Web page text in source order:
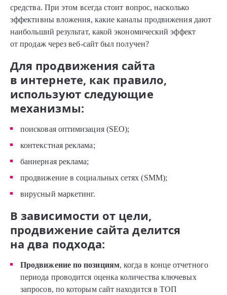
средства. При этом всегда стоит вопрос, насколько
эффективны вложения, какие каналы продвижения дают
наибольший результат, какой экономический эффект
от продаж через веб-сайт был получен?
Для продвижения сайта
в интернете, как правило,
используют следующие
механизмы:
поисковая оптимизация (SEO);
контекстная реклама;
баннерная реклама;
продвижение в социальных сетях (SMM);
вирусный маркетинг.
В зависимости от цели,
продвижение сайта делится
на два подхода:
Продвижение по позициям, когда в конце отчетного
периода проводится оценка количества ключевых
запросов, по которым сайт находится в ТОП